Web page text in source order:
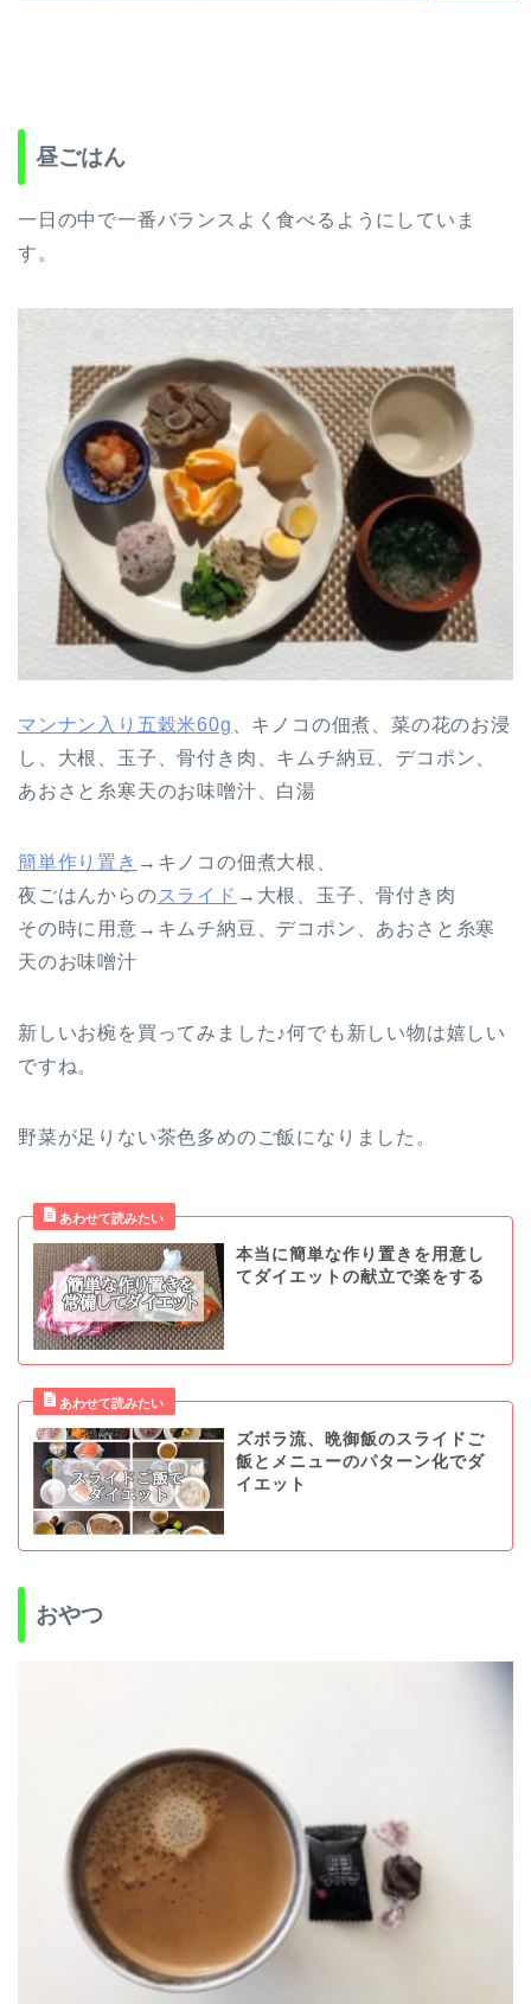
昼ごはん
一日の中で一番バランスよく食べるようにしていま
す。
マンナン入り五穀米60g 、キノコの佃煮、菜の花のお浸
し、大根、玉子、骨付き肉、キムチ納豆、デコポン、
あおさと糸寒天のお味噌汁、白湯
簡単作り置き →キノコの佃煮大根、
夜ごはんからのスライド →大根、玉子、骨付き肉
その時に用意→キムチ納豆、デコポン、あおさと糸寒
天のお味噌汁
新しいお椀を買ってみました♪何でも新しい物は嬉しい
ですね。
野菜が足りない茶色多めのご飯になりました。
本当に簡単な作り置きを用意し
てダイエットの献立で楽をする
ズボラ流、晩御飯のスライドご
飯とメニューのパターン化でダ
イエット
おやつ